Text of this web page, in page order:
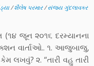
/શૈલેષ પરમાર/સંજય ગુંદલાવકર
(૧૪ જૂન ૨૦૧૬ દરમ્યાનના
વાર્તાઓ.. ૧. આજુબાજુ,
૨. “તારી વહુ તારી